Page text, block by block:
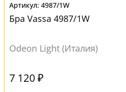
4987/1W
Бра Vassa 4987/1W
Odeon Light (Италия)
7 120 ₽